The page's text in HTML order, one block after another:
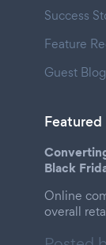
Success
Feature
Guest
Black
Online
overall